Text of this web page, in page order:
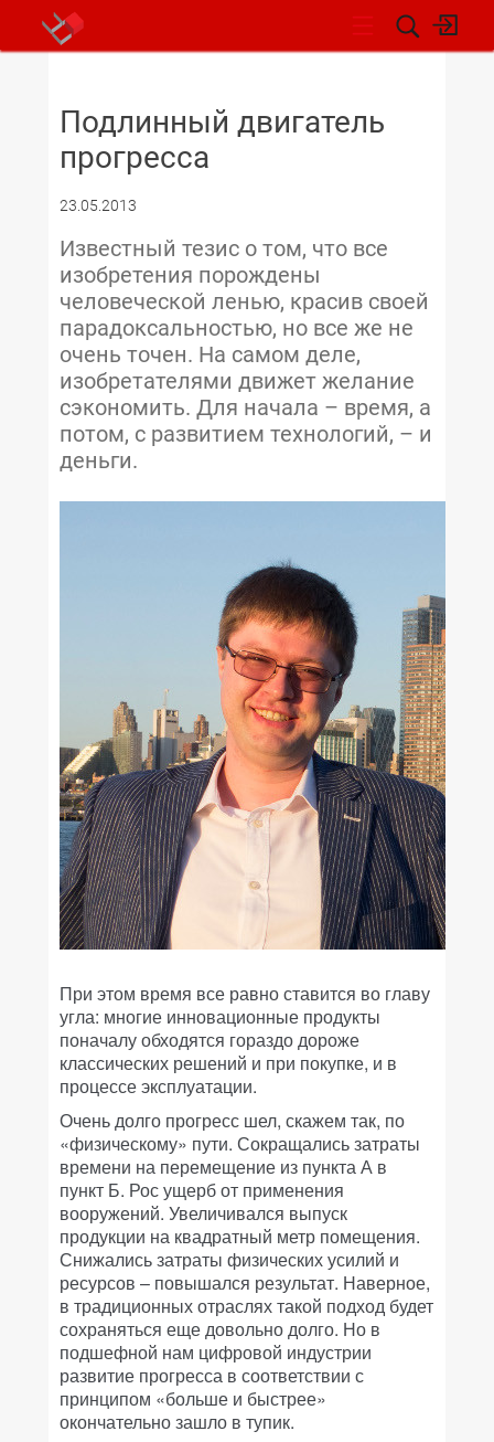
Подлинный двигатель
прогресса
23.05.2013
Известный тезис о том, что все
изобретения порождены
человеческой ленью, красив своей
парадоксальностью, но все же не
очень точен. На самом деле,
изобретателями движет желание
сэкономить. Для начала – время, а
потом, с развитием технологий, – и
деньги.
При этом время все равно ставится во главу
угла: многие инновационные продукты
поначалу обходятся гораздо дороже
классических решений и при покупке, и в
процессе эксплуатации.
Очень долго прогресс шел, скажем так, по
«физическому» пути. Сокращались затраты
времени на перемещение из пункта А в
пункт Б. Рос ущерб от применения
вооружений. Увеличивался выпуск
продукции на квадратный метр помещения.
Снижались затраты физических усилий и
ресурсов – повышался результат. Наверное,
в традиционных отраслях такой подход будет
сохраняться еще довольно долго. Но в
подшефной нам цифровой индустрии
развитие прогресса в соответствии с
принципом «больше и быстрее»
окончательно зашло в тупик.